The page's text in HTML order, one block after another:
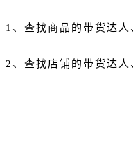
1、查找商品的带货达
2、查找店铺的带货达